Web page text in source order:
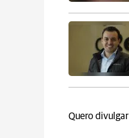
Quero divulgar